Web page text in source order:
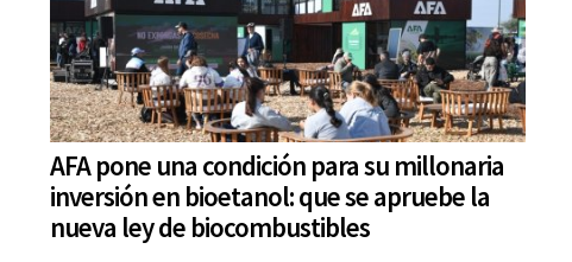
AFA pone una condición para su millonaria
inversión en bioetanol: que se apruebe la
nueva ley de biocombustibles